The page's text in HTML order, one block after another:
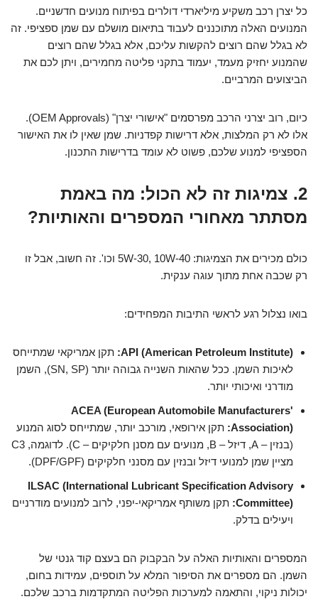
כל יצרן רכב משקיע מיליארדי דולרים בפיתוח מנועים חדשניים.
המנועים האלה מתוכננים לעבוד בתיאום מושלם עם שמן ספציפי. זה
לא בגלל שהם רוצים להקשות עליכם, אלא בגלל שהם רוצים
שהמנוע יחזיק מעמד, יעמוד בתקני פליטה מחמירים, ויתן לכם את
הביצועים המרביים.
כיום, רוב יצרני הרכב מפרסמים "אישורי יצרן" (OEM Approvals).
אלו לא רק המלצות, אלא דרישות קפדניות. שמן שאין לו את האישור
הספציפי למנוע שלכם, פשוט לא עומד בדרישות התכנון.
2. צמיגות זה לא הכול: מה באמת
מסתתר מאחורי המספרים והאותיות?
כולם מכירים את הצמיגות: 5W-30, 10W-40 וכו'. זה חשוב, אבל זו
רק שכבה אחת מתוך עוגה ענקית.
בואו נצלול רגע לראשי התיבות המפחידים:
API (American Petroleum Institute): תקן אמריקאי שמתייחס
לאיכות השמן. ככל שהאות השנייה גבוהה יותר (SN, SP), השמן
מודרני ואיכותי יותר.
ACEA (European Automobile Manufacturers'
Association): תקן אירופאי, מורכב יותר, שמתייחס לסוג המנוע
(בנזין – A, דיזל – B, מנועים עם מסנן חלקיקים – C). לדוגמה, C3
מציין שמן למנועי דיזל ובנזין עם מסנני חלקיקים (DPF/GPF).
ILSAC (International Lubricant Specification Advisory
Committee): תקן משותף אמריקאי-יפני, לרוב למנועים מודרניים
ויעילים בדלק.
המספרים והאותיות האלה על הבקבוק הם בעצם קוד גנטי של
השמן. הם מספרים את הסיפור המלא על תוספים, עמידות בחום,
יכולות ניקוי, והתאמה למערכות הפליטה המתקדמות ברכב שלכם.